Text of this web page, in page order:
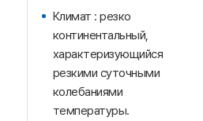
Климат : резко
континентальный,
характеризующийся
резкими суточными
колебаниями
температуры.